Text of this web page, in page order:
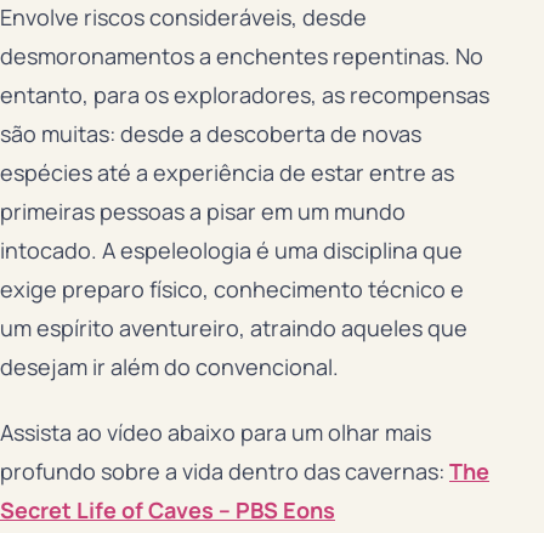
Envolve riscos consideráveis, desde
desmoronamentos a enchentes repentinas. No
entanto, para os exploradores, as recompensas
são muitas: desde a descoberta de novas
espécies até a experiência de estar entre as
primeiras pessoas a pisar em um mundo
intocado. A espeleologia é uma disciplina que
exige preparo físico, conhecimento técnico e
um espírito aventureiro, atraindo aqueles que
desejam ir além do convencional.
Assista ao vídeo abaixo para um olhar mais
profundo sobre a vida dentro das cavernas: The
Secret Life of Caves – PBS Eons